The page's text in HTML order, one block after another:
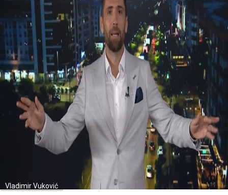
Vladimir Vuković